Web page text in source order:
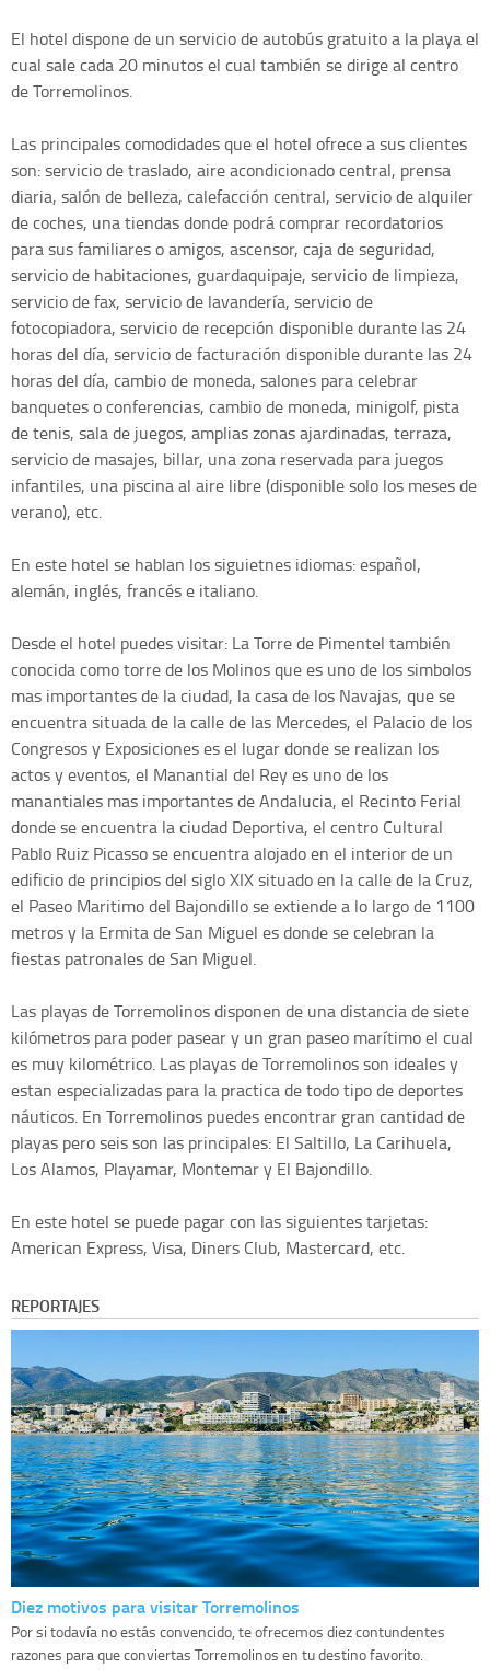
El hotel dispone de un servicio de autobús gratuito a la playa el
cual sale cada 20 minutos el cual también se dirige al centro
de Torremolinos.
Las principales comodidades que el hotel ofrece a sus clientes
son: servicio de traslado, aire acondicionado central, prensa
diaria, salón de belleza, calefacción central, servicio de alquiler
de coches, una tiendas donde podrá comprar recordatorios
para sus familiares o amigos, ascensor, caja de seguridad,
servicio de habitaciones, guardaquipaje, servicio de limpieza,
servicio de fax, servicio de lavandería, servicio de
fotocopiadora, servicio de recepción disponible durante las 24
horas del día, servicio de facturación disponible durante las 24
horas del día, cambio de moneda, salones para celebrar
banquetes o conferencias, cambio de moneda, minigolf, pista
de tenis, sala de juegos, amplias zonas ajardinadas, terraza,
servicio de masajes, billar, una zona reservada para juegos
infantiles, una piscina al aire libre (disponible solo los meses de
verano), etc.
En este hotel se hablan los siguietnes idiomas: español,
alemán, inglés, francés e italiano.
Desde el hotel puedes visitar: La Torre de Pimentel también
conocida como torre de los Molinos que es uno de los simbolos
mas importantes de la ciudad, la casa de los Navajas, que se
encuentra situada de la calle de las Mercedes, el Palacio de los
Congresos y Exposiciones es el lugar donde se realizan los
actos y eventos, el Manantial del Rey es uno de los
manantiales mas importantes de Andalucia, el Recinto Ferial
donde se encuentra la ciudad Deportiva, el centro Cultural
Pablo Ruiz Picasso se encuentra alojado en el interior de un
edificio de principios del siglo XIX situado en la calle de la Cruz,
el Paseo Maritimo del Bajondillo se extiende a lo largo de 1100
metros y la Ermita de San Miguel es donde se celebran la
fiestas patronales de San Miguel.
Las playas de Torremolinos disponen de una distancia de siete
kilómetros para poder pasear y un gran paseo marítimo el cual
es muy kilométrico. Las playas de Torremolinos son ideales y
estan especializadas para la practica de todo tipo de deportes
náuticos. En Torremolinos puedes encontrar gran cantidad de
playas pero seis son las principales: El Saltillo, La Carihuela,
Los Alamos, Playamar, Montemar y El Bajondillo.
En este hotel se puede pagar con las siguientes tarjetas:
American Express, Visa, Diners Club, Mastercard, etc.
REPORTAJES
Diez motivos para visitar Torremolinos
Por si todavía no estás convencido, te ofrecemos diez contundentes
razones para que conviertas Torremolinos en tu destino favorito.